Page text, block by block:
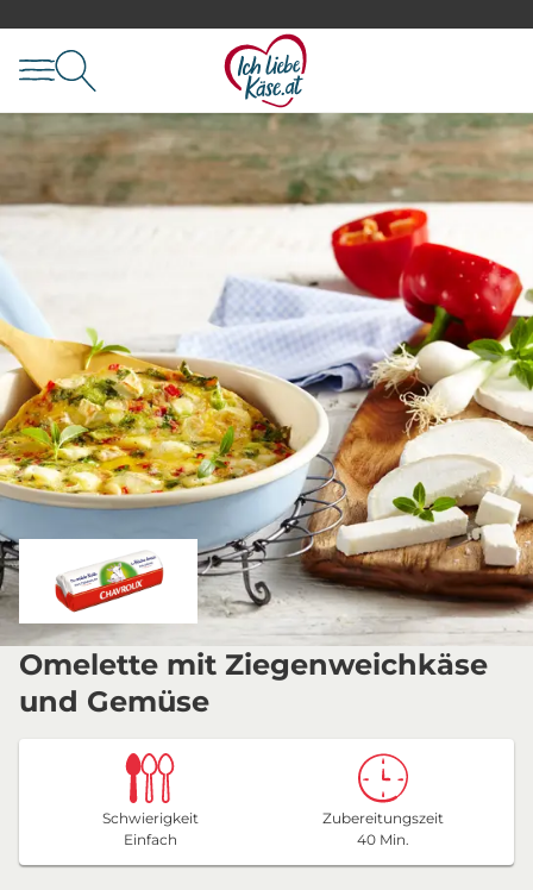
Omelette mit Ziegenweichkäse
und Gemüse
Schwierigkeit
Einfach
Zubereitungszeit
40 Min.